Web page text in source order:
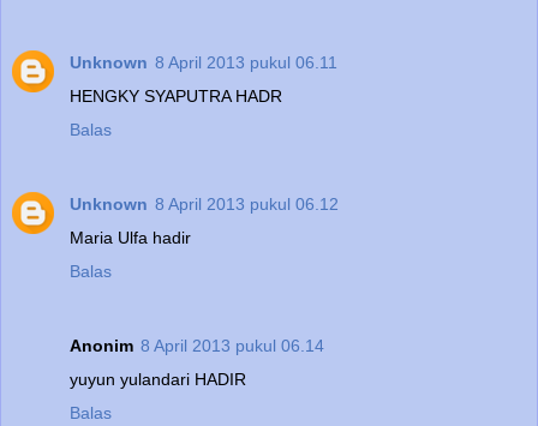
Unknown 8 April 2013 pukul 06.11
HENGKY SYAPUTRA HADR
Balas
Unknown 8 April 2013 pukul 06.12
Maria Ulfa hadir
Balas
Anonim 8 April 2013 pukul 06.14
yuyun yulandari HADIR
Balas